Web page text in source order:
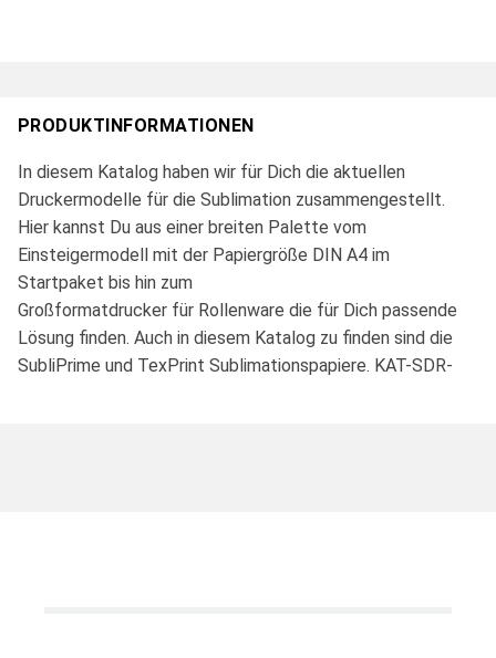
PRODUKTINFORMATIONEN
In diesem Katalog haben wir für Dich die aktuellen
Druckermodelle für die Sublimation zusammengestellt.
Hier kannst Du aus einer breiten Palette vom
Einsteigermodell mit der Papiergröße DIN A4 im
Startpaket bis hin zum
Großformatdrucker für Rollenware die für Dich passende
Lösung finden. Auch in diesem Katalog zu finden sind die
SubliPrime und TexPrint Sublimationspapiere. KAT-SDR-